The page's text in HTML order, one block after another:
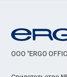
OOO "ERGO